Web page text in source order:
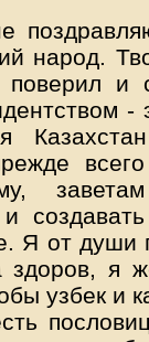
народ.
поверил и
-
заветам
и
Я от души
здоров, я
узбек и